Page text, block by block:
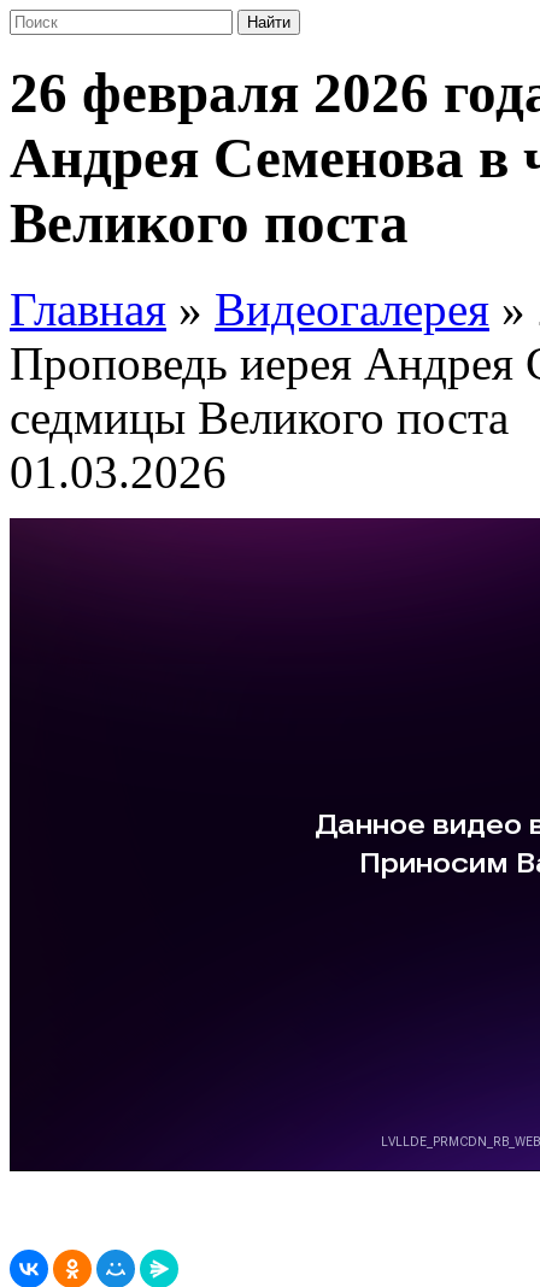
26 февраля 2026
Андрея Семенова в
Великого поста
Главная » Видеогалерея »
Проповедь иерея Андрея
седмицы Великого поста
01.03.2026